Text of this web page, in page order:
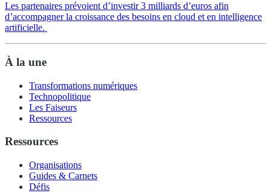
Les partenaires prévoient d’investir 3 milliards d’euros afin
d’accompagner la croissance des besoins en cloud et en intelligence
artificielle.
À la une
Transformations numériques
Technopolitique
Les Faiseurs
Ressources
Ressources
Organisations
Guides & Carnets
Défis